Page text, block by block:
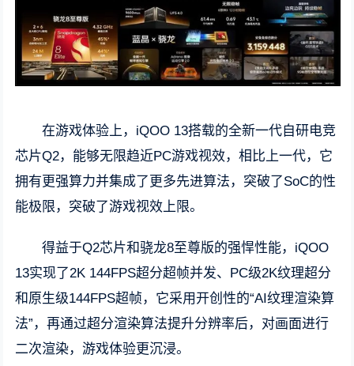
在游戏体验上，iQOO 13搭载的全新一代自研电竞
芯片Q2，能够无限趋近PC游戏视效，相比上一代，它
拥有更强算力并集成了更多先进算法，突破了SoC的性
能极限，突破了游戏视效上限。
得益于Q2芯片和骁龙8至尊版的强悍性能，iQOO
13实现了2K 144FPS超分超帧并发、PC级2K纹理超分
和原生级144FPS超帧，它采用开创性的“AI纹理渲染算
法”，再通过超分渲染算法提升分辨率后，对画面进行
二次渲染，游戏体验更沉浸。